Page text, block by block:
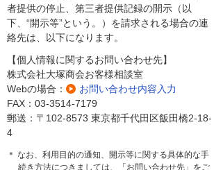
者提供の停止、第三者提供記録の開示（以
下、“開示等”という。）を請求される場合の連
絡先は、以下になります。
【個人情報に関するお問い合わせ先】
株式会社大塚商会お客様相談室
Webの場合：
お問い合わせ内容入力
FAX：03-3514-7179
郵送：〒102-8573 東京都千代田区飯田橋2-18-
4
＊ なお、利用目的の通知、開示等に関する具体的な手
続き方法につきましては、「お問い合わせ先」をご